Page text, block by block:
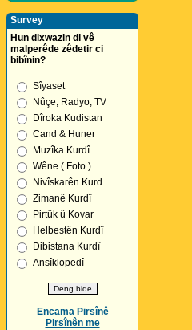
Survey
Hun dixwazin di vê
malperêde zêdetir ci
bibînin?
Sîyaset
Nûçe, Radyo, TV
Dîroka Kudistan
Cand & Huner
Muzîka Kurdî
Wêne ( Foto )
Nivîskarên Kurd
Zimanê Kurdî
Pirtûk û Kovar
Helbestên Kurdî
Dibistana Kurdî
Ansîklopedî
Encama Pirsînê
Pirsînên me